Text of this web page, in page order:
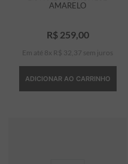
AMARELO
R$ 259, 00
Em até 8 x R$ 32 37 sem juros
ADICIONAR AO CARRINHO